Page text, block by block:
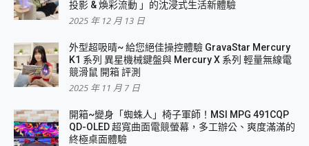
投影 & 煥彩流動 」的沈浸式生活新體驗
2025 年 12 月 13 日
外型超吸晴~ 給您絕佳操控體驗 GravaStar Mercury
K1 系列 異星機械鍵盤與 Mercury X 系列 輕量無線電
競滑鼠 開箱 評測
2025 年 11 月 7 日
開箱~變身「蜘蛛人」椅子軍師！MSI MPG 491CQP
QD-OLED 超寬曲面電競螢幕，多工辦公、爽度滿滿的
終極桌面體驗